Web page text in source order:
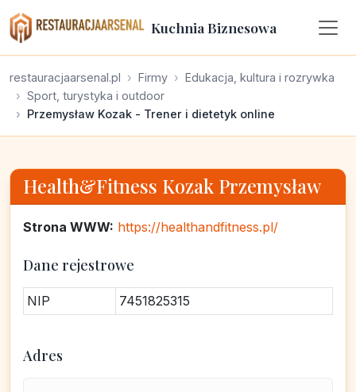
Kuchnia Biznesowa
restauracjaarsenal.pl Firmy
Edukacja, kultura i rozrywka
Sport, turystyka i outdoor
Przemysław Kozak - Trener i dietetyk online
Health&Fitness Kozak Przemysław
Strona WWW: https://healthandfitness.pl/
Dane rejestrowe
NIP 7451825315
Adres